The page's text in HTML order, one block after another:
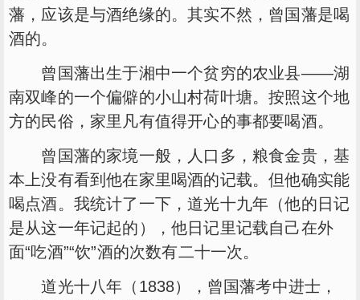
藩，应该是与酒绝缘的。其实不然，曾国藩是喝
酒的。
曾国藩出生于湘中一个贫穷的农业县——湖
南双峰的一个偏僻的小山村荷叶塘。按照这个地
方的民俗，家里凡有值得开心的事都要喝酒。
曾国藩的家境一般，人口多，粮食金贵，基
本上没有看到他在家里喝酒的记载。但他确实能
喝点酒。我统计了一下，道光十九年（他的日记
是从这一年记起的），他日记里记载自己在外
面“吃酒”“饮”酒的次数有二十一次。
道光十八年（1838），曾国藩考中进士，